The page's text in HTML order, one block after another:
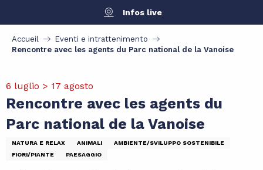
contenu
principal
Infos live
Accueil
Eventi e intrattenimento
Rencontre avec les agents du Parc national de la Vanoise
6 luglio > 17 agosto
Rencontre avec les agents du
Parc national de la Vanoise
NATURA E RELAX ANIMALI
AMBIENTE/SVILUPPO SOSTENIBILE
FIORI/PIANTE
PAESAGGIO